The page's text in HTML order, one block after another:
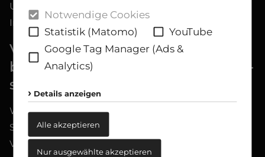
Notwendige Cookies
Statistik (Matomo)
YouTube
Google Tag Manager (Ads &
Analytics)
Details anzeigen
Alle akzeptieren
Nur ausgewählte akzeptieren
Unsere E-Mail-Adresse finden Sie oben im
Impressum.
Verbraucher­streit­
beilegung/Universal­schlichtungs­
stelle
Wir sind nicht bereit oder verpflichtet, an
Streitbeilegungsverfahren vor einer
Verbraucherschlichtungsstelle teilzunehmen.